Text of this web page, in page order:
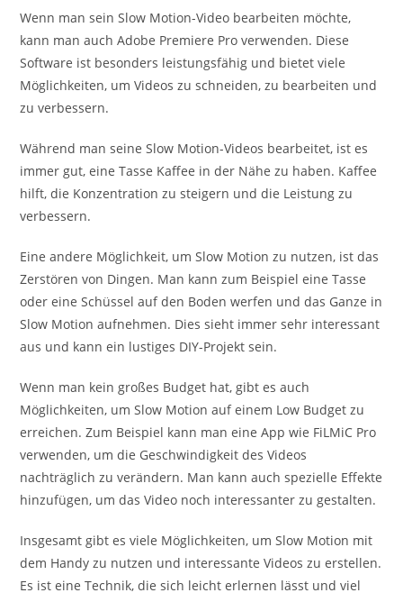
Wenn man sein Slow Motion-Video bearbeiten möchte,
kann man auch Adobe Premiere Pro verwenden. Diese
Software ist besonders leistungsfähig und bietet viele
Möglichkeiten, um Videos zu schneiden, zu bearbeiten und
zu verbessern.
Während man seine Slow Motion-Videos bearbeitet, ist es
immer gut, eine Tasse Kaffee in der Nähe zu haben. Kaffee
hilft, die Konzentration zu steigern und die Leistung zu
verbessern.
Eine andere Möglichkeit, um Slow Motion zu nutzen, ist das
Zerstören von Dingen. Man kann zum Beispiel eine Tasse
oder eine Schüssel auf den Boden werfen und das Ganze in
Slow Motion aufnehmen. Dies sieht immer sehr interessant
aus und kann ein lustiges DIY-Projekt sein.
Wenn man kein großes Budget hat, gibt es auch
Möglichkeiten, um Slow Motion auf einem Low Budget zu
erreichen. Zum Beispiel kann man eine App wie FiLMiC Pro
verwenden, um die Geschwindigkeit des Videos
nachträglich zu verändern. Man kann auch spezielle Effekte
hinzufügen, um das Video noch interessanter zu gestalten.
Insgesamt gibt es viele Möglichkeiten, um Slow Motion mit
dem Handy zu nutzen und interessante Videos zu erstellen.
Es ist eine Technik, die sich leicht erlernen lässt und viel